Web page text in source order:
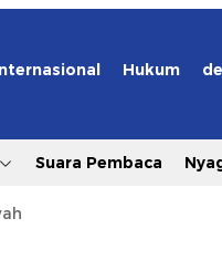
Hukum
Suara Pembaca